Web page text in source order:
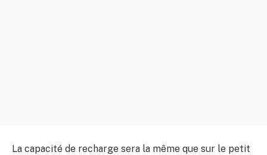
La capacité de recharge sera la même que sur le petit